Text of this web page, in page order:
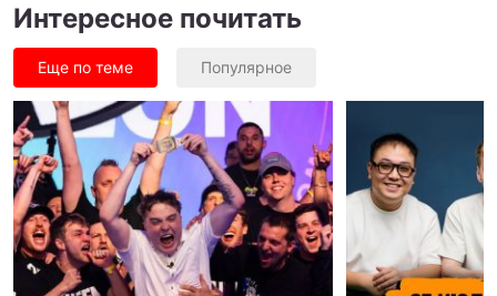
Интересное почитать
Еще по теме Популярное